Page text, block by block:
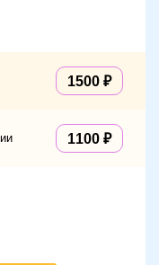
1500
1100